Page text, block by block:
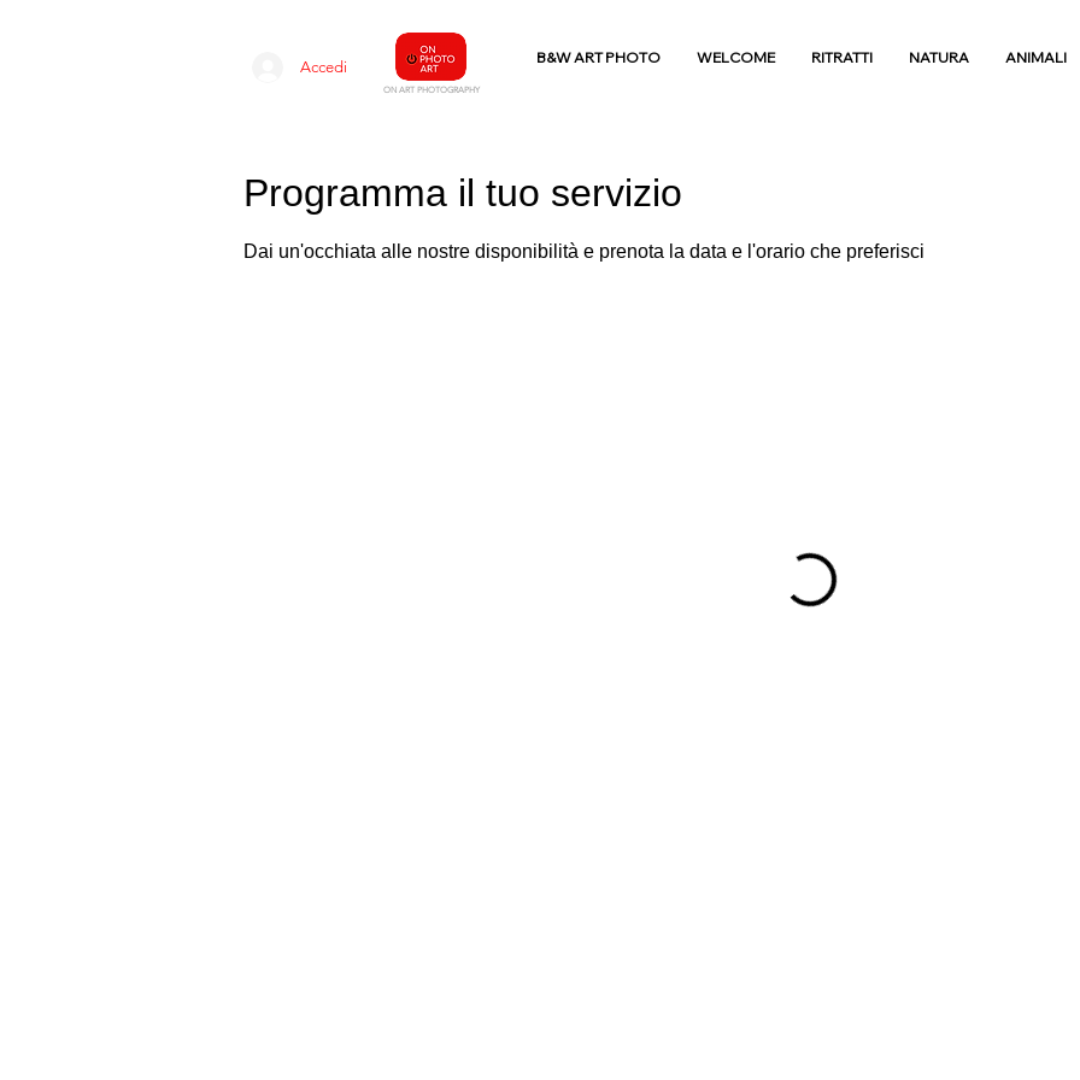
Accedi B&W ART PHOTO WELCOME RITRATTI NATURA ANIMALI
ON ART PHOTOGRAPHY
Programma il tuo servizio
Dai un'occhiata alle nostre disponibilità e prenota la data e l'orario che preferisci